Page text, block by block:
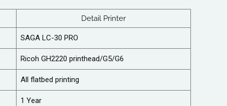
Detail Printer
SAGA LC-30 PRO
Ricoh GH2220 printhead/G5/G6
All flatbed printing
1 Year